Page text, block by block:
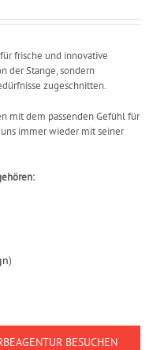
frische und innovative
der Stange, sondern
zugeschnitten.
mit dem passenden Gefühl für
immer wieder mit seiner
)
BESUCHEN